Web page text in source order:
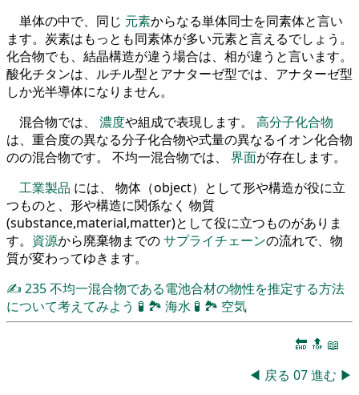
単体の中で、同じ 元素からなる単体同士を同素体と言い
ます。炭素はもっとも同素体が多い元素と言えるでしょう。
化合物でも、結晶構造が違う場合は、相が違うと言います。
酸化チタンは、ルチル型とアナターゼ型では、アナターゼ型
しか光半導体になりません。
混合物では、 濃度や組成で表現します。 高分子化合物
は、重合度の異なる分子化合物や式量の異なるイオン化合物
のの混合物です。 不均一混合物では、 界面が存在します。
工業製品 には、 物体（object）として形や構造が役に立
つものと、形や構造に関係なく 物質
(substance,material,matter)として役に立つものがありま
す。 資源から廃棄物までのサプライチェーンの流れで、物
質が変わってゆきます。
✍ 235不均一混合物である電池合材の物性を推定する方法
について考えてみよう 🧪 🏞 海水 🧪 🏞 空気
🔚 🔝 📖
◀ 戻る 07進む ▶